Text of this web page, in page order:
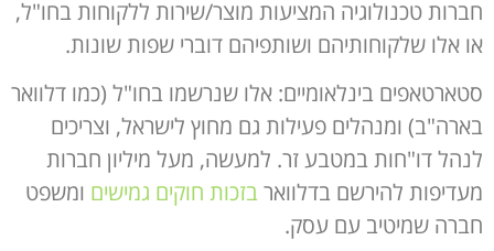
חברות טכנולוגיה המציעות מוצר/שירות ללקוחות בחו"ל,
או אלו שלקוחותיהם ושותפיהם דוברי שפות שונות.
סטארטאפים בינלאומיים: אלו שנרשמו בחו"ל (כמו דלוואר
בארה"ב) ומנהלים פעילות גם מחוץ לישראל, וצריכים
לנהל דו"חות במטבע זר. למעשה, מעל מיליון חברות
מעדיפות להירשם בדלווארבזכות חוקים גמישים ומשפט
חברה שמיטיב עם עסק.